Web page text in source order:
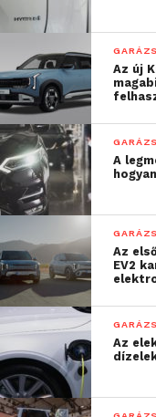
GARÁZS
Az új
GARÁZS
A
GARÁZS
Az
EV2
GARÁZS
Az